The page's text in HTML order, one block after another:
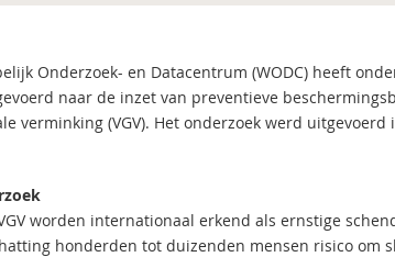
Onderzoek- en Datacentrum (WODC) heeft
naar de inzet van preventieve
verminking (VGV). Het onderzoek werd
worden internationaal erkend als ernstige
honderden tot duizenden mensen risico om